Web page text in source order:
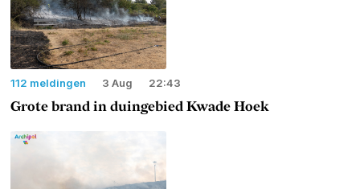
112 meldingen 3 Aug 22:43
Grote brand in duingebied Kwade Hoek